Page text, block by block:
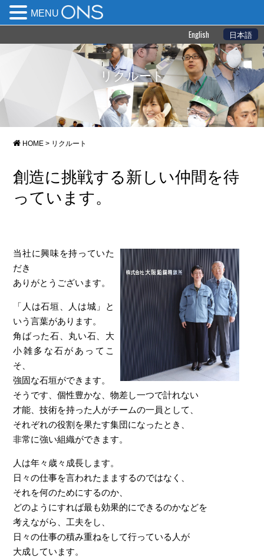
English 日本語
リクルート
HOME > リクルート
創造に挑戦する新しい仲間を待
っています。
当社に興味を持っていた
だき
ありがとうございます。
「人は石垣、人は城」と
いう言葉があります。
角ばった石、丸い石、大
小雑多な石があってこ
そ、
強固な石垣ができます。
そうです、個性豊かな、物差し一つで計れない
才能、技術を持った人がチームの一員として、
それぞれの役割を果たす集団になったとき、
非常に強い組織ができます。
人は年々歳々成長します。
日々の仕事を言われたままするのではなく、
それを何のためにするのか、
どのようにすれば最も効果的にできるのかなどを
考えながら、工夫をし、
日々の仕事の積み重ねをして行っている人が
大成しています。
MENU